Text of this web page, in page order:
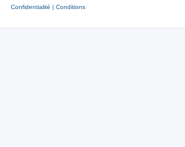
Confidentialité | Conditions